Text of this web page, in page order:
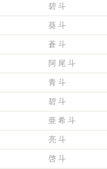
碧 斗
葵 斗
蒼 斗
阿 尾 斗
青 斗
碧 斗
亜 希 斗
亮 斗
啓 斗